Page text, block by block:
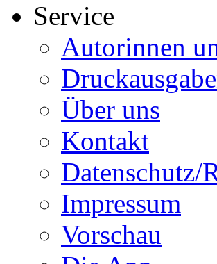
Service
Autorinnen
Über uns
Kontakt
Datenschutz/
Impressum
Vorschau